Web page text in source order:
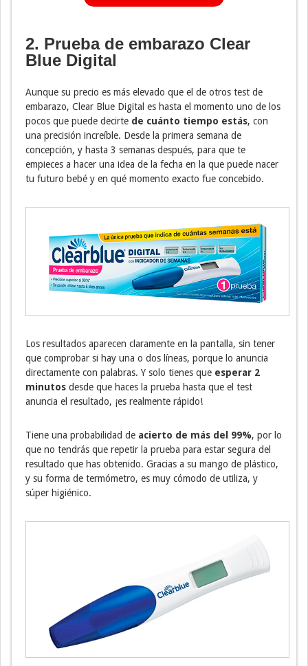
2. Prueba de embarazo Clear
Blue Digital
Aunque su precio es más elevado que el de otros test de
embarazo, Clear Blue Digital es hasta el momento uno de los
pocos que puede decirte de cuánto tiempo estás, con
una precisión increíble. Desde la primera semana de
concepción, y hasta 3 semanas después, para que te
empieces a hacer una idea de la fecha en la que puede nacer
tu futuro bebé y en qué momento exacto fue concebido.
Los resultados aparecen claramente en la pantalla, sin tener
que comprobar si hay una o dos líneas, porque lo anuncia
directamente con palabras. Y solo tienes que esperar 2
minutos desde que haces la prueba hasta que el test
anuncia el resultado, ¡es realmente rápido!
Tiene una probabilidad de acierto de más del 99%, por lo
que no tendrás que repetir la prueba para estar segura del
resultado que has obtenido. Gracias a su mango de plástico,
y su forma de termómetro, es muy cómodo de utiliza, y
súper higiénico.